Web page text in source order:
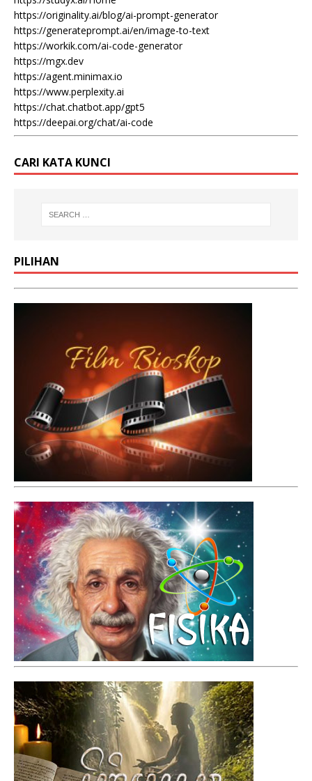
https://originality.ai/blog/ai-prompt-generator
https://generateprompt.ai/en/image-to-text
https://workik.com/ai-code-generator
https://mgx.dev
https://agent.minimax.io
https://www.perplexity.ai
https://chat.chatbot.app/gpt5
https://deepai.org/chat/ai-code
CARI KATA KUNCI
PILIHAN